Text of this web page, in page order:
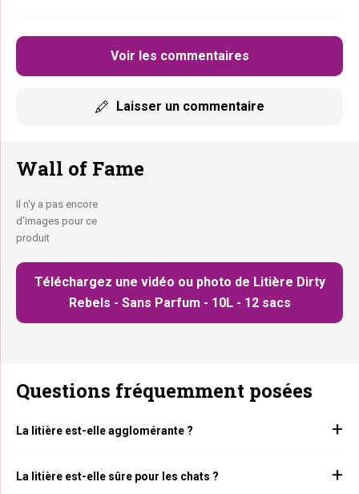
Voir les commentaires
Laisser un commentaire
Wall of Fame
Téléchargez une vidéo ou photo de Litière Dirty
Rebels - Sans Parfum - 10L - 12 sacs
Il n'y a pas encore
d'images pour ce
produit
Questions fréquemment posées
La litière est-elle agglomérante ?
La litière est-elle sûre pour les chats ?